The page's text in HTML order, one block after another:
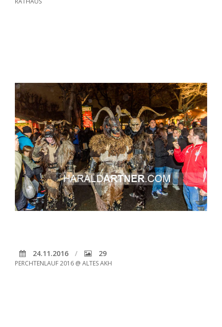
24.11.2016 29
PERCHTENLAUF 2016 @ ALTES AKH